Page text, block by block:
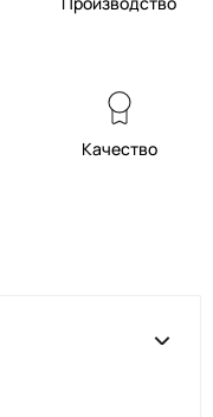
Качество